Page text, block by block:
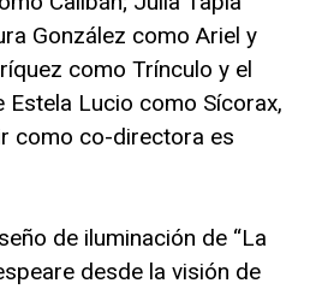
González como Ariel y
como Trínculo y el
Estela Lucio como Sícorax,
como co-directora es
de iluminación de “La
desde la visión de